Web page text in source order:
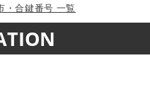
・合鍵番号 一覧